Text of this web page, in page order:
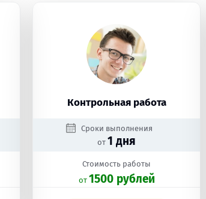
Контрольная работа
Сроки выполнения
от 1 дня
Стоимость работы
oт 1500 рублей